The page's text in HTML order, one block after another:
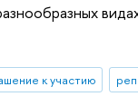
к участию